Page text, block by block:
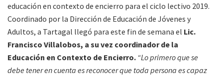
educación en contexto de encierro para el ciclo lectivo 2019.
Coordinado por la Dirección de Educación de Jóvenes y
Adultos, a Tartagal llegó para este fin de semana el Lic.
Francisco Villalobos, a su vez coordinador de la
Educación en Contexto de Encierro. “Lo primero que se
debe tener en cuenta es reconocer que toda persona es capaz